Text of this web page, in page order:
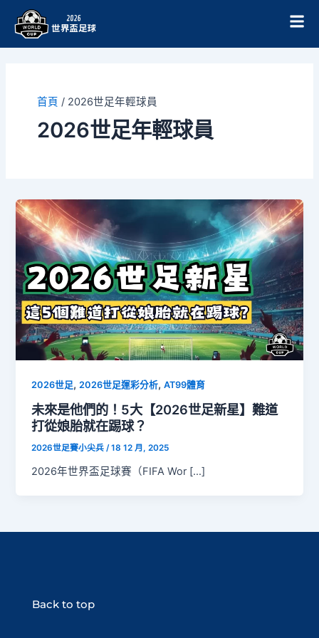
首頁 / 2026世足年輕球員
2026世足年輕球員
2026世足,2026世足運彩分析,AT99體育
未來是他們的！5大【2026世足新星】難道
打從娘胎就在踢球？
2026世足賽小尖兵/18 12 月, 2025
2026年世界盃足球賽（FIFA Wor […]
Back to top